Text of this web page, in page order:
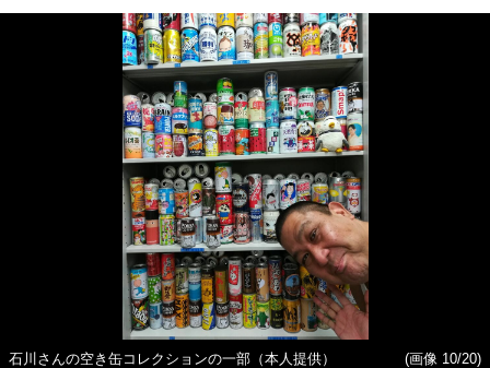
石川さんの空き缶コレクションの一部（本人提供）
(画像 10/20)